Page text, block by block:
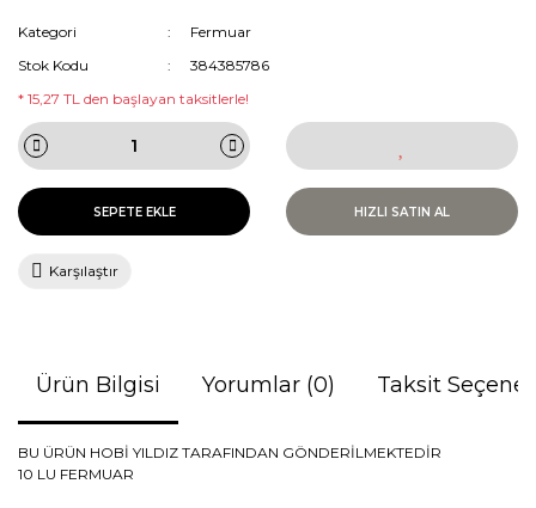
Kategori
Fermuar
Stok Kodu
384385786
* 15,27 TL den başlayan taksitlerle!
SEPETE EKLE HIZLI SATIN AL
Karşılaştır
Ürün Bilgisi Yorumlar (0) Taksit
BU ÜRÜN HOBİ YILDIZ TARAFINDAN GÖNDERİLMEKTEDİR
10 LU FERMUAR